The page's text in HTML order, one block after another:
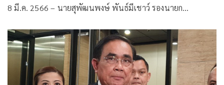
8 มี.ค. 2566 – นายสุพัฒนพงษ์ พันธ์มีเชาว์ รองนายก…